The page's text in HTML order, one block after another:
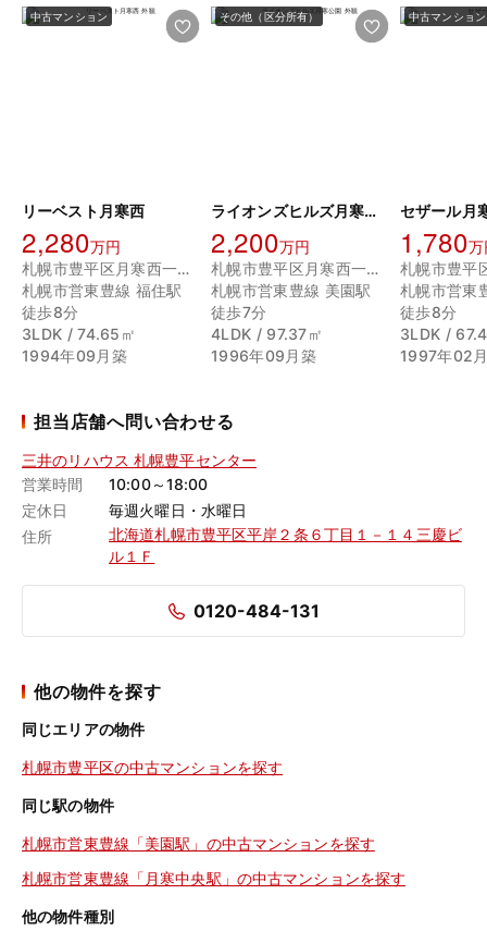
中古マンション
リーベスト月寒西
2,280万円
札幌市豊平区月寒西一条１０丁目
札幌市営東豊線 福住駅
徒歩8分
3LDK / 74.65㎡
1994年09月築
その他（区分所有）
ライオンズヒルズ月寒公園
2,200万円
札幌市豊平区月寒西一条３丁目
札幌市営東豊線 美園駅
徒歩7分
4LDK / 97.37㎡
1996年09月築
中古マンション
セザール月
1,780万
札幌市営東
徒歩8分
3LDK /
1997年02
担当店舗へ問い合わせる
三井のリハウス 札幌豊平センター
営業時間
10:00～18:00
定休日
毎週火曜日・水曜日
住所
北海道札幌市豊平区平岸２条６丁目１－１４三慶ビ
ル１Ｆ
0120-484-131
他の物件を探す
同じエリアの物件
札幌市豊平区の中古マンションを探す
同じ駅の物件
札幌市営東豊線「美園駅」の中古マンションを探す
札幌市営東豊線「月寒中央駅」の中古マンションを探す
他の物件種別